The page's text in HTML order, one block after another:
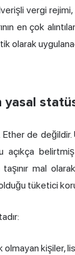
vergi
en çok
yasal
de
mal
tüketici
kişiler,